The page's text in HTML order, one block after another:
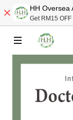
HH Oversea
Get RM15 OFF